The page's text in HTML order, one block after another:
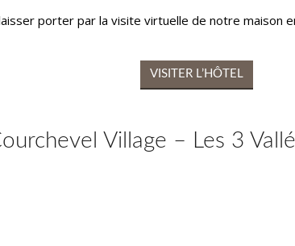
porter par la visite virtuelle de notre maison
VISITER L’HÔTEL
Village – Les 3